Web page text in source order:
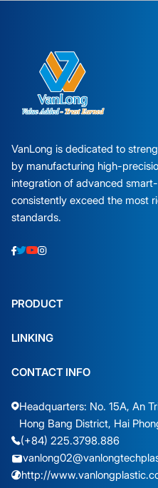
VanLong is dedicated to
by manufacturing high-
integration of advanced
consistently exceed the most
standards.
PRODUCT
LINKING
CONTACT INFO
Headquarters: No. 15A, An
Hong Bang District, Hai
(+84) 225.3798.886
http://